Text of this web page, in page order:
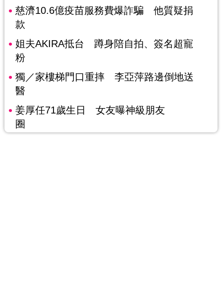
慈濟10.6億疫苗服務費爆詐騙 他質疑捐
款
姐夫AKIRA抵台 蹲身陪自拍、簽名超寵
粉
獨／家樓梯門口重摔 李亞萍路邊倒地送
醫
姜厚任71歲生日 女友曝神級朋友
圈